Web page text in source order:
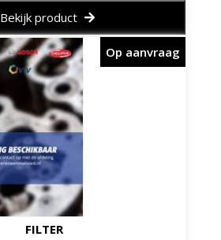
Bekijk product
FILTER
Op aanvraag